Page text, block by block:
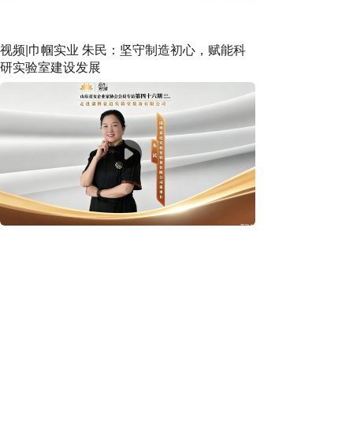
视频|巾帼实业 朱民：坚守制造初心，赋能科
研实验室建设发展